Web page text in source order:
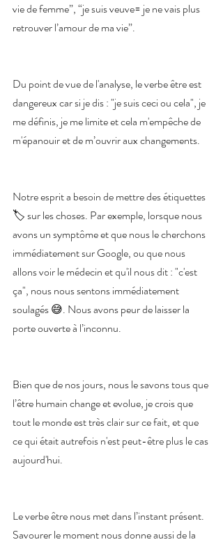
vie de femme”, “je suis veuve= je ne vais plus
retrouver l’amour de ma vie”.
Du point de vue de l'analyse, le verbe être est
dangereux car si je dis : "je suis ceci ou cela", je
me définis, je me limite et cela m'empêche de
m'épanouir et de m’ouvrir aux changements.
Notre esprit a besoin de mettre des étiquettes
🏷 sur les choses. Par exemple, lorsque nous
avons un symptôme et que nous le cherchons
immédiatement sur Google, ou que nous
allons voir le médecin et qu'il nous dit : "c'est
ça", nous nous sentons immédiatement
soulagés 😅. Nous avons peur de laisser la
porte ouverte à l’inconnu.
Bien que de nos jours, nous le savons tous que
l’être humain change et evolue, je crois que
tout le monde est très clair sur ce fait, et que
ce qui était autrefois n'est peut-être plus le cas
aujourd'hui.
Le verbe être nous met dans l’instant présent.
Savourer le moment nous donne aussi de la